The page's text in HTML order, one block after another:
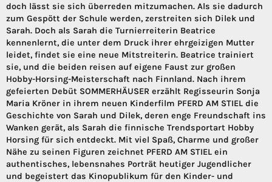
doch lässt sie sich überreden mitzumachen. Als sie dadurch
zum Gespött der Schule werden, zerstreiten sich Dilek und
Sarah. Doch als Sarah die Turnierreiterin Beatrice
kennenlernt, die unter dem Druck ihrer ehrgeizigen Mutter
leidet, findet sie eine neue Mitstreiterin. Beatrice trainiert
sie, und die beiden reisen auf eigene Faust zur großen
Hobby-Horsing-Meisterschaft nach Finnland. Nach ihrem
gefeierten Debüt SOMMERHÄUSER erzählt Regisseurin Sonja
Maria Kröner in ihrem neuen Kinderfilm PFERD AM STIEL die
Geschichte von Sarah und Dilek, deren enge Freundschaft ins
Wanken gerät, als Sarah die finnische Trendsportart Hobby
Horsing für sich entdeckt. Mit viel Spaß, Charme und großer
Nähe zu seinen Figuren zeichnet PFERD AM STIEL ein
authentisches, lebensnahes Porträt heutiger Jugendlicher
und begeistert das Kinopublikum für den Kinder- und